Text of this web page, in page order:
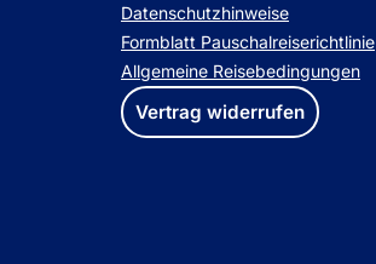
Datenschutzhinweise
Formblatt Pauschalreiserichtlinie
Allgemeine Reisebedingungen
Vertrag widerrufen